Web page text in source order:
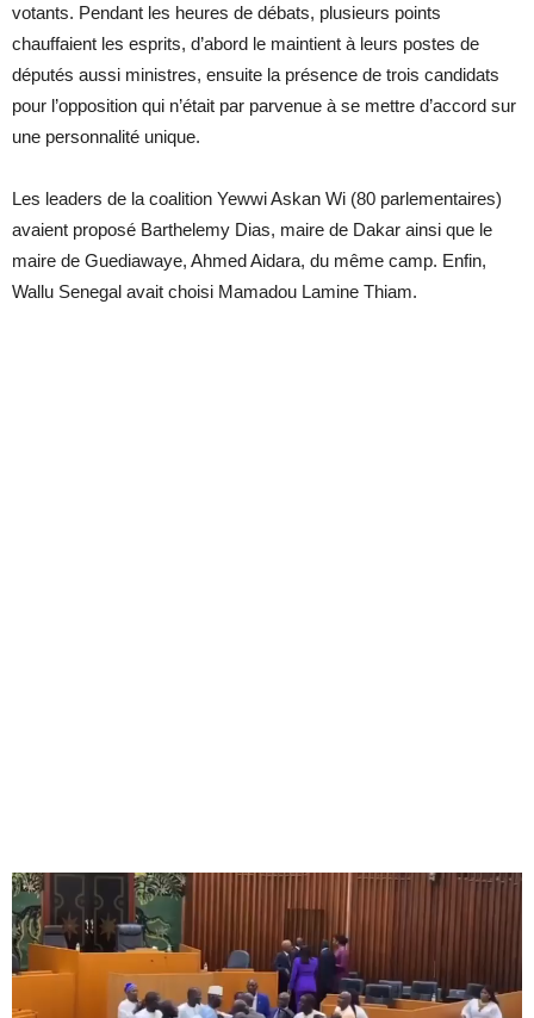
votants. Pendant les heures de débats, plusieurs points
chauffaient les esprits, d’abord le maintient à leurs postes de
députés aussi ministres, ensuite la présence de trois candidats
pour l’opposition qui n’était par parvenue à se mettre d’accord sur
une personnalité unique.
Les leaders de la coalition Yewwi Askan Wi (80 parlementaires)
avaient proposé Barthelemy Dias, maire de Dakar ainsi que le
maire de Guediawaye, Ahmed Aidara, du même camp. Enfin,
Wallu Senegal avait choisi Mamadou Lamine Thiam.